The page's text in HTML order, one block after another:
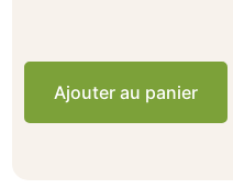
Ajouter au panier